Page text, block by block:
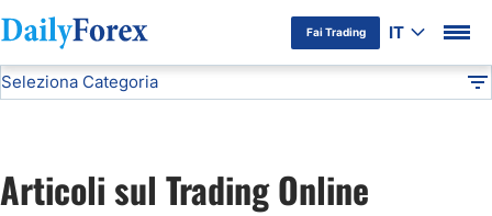
Fai Trading IT
Informativa Pubblicitaria
Seleziona Categoria
Forex Brokers
Articoli sul Trading Online